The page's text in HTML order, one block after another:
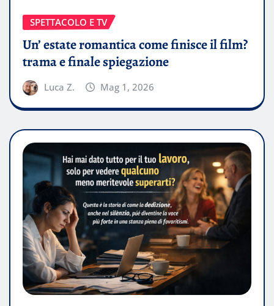
SPETTACOLO E TV
Un’ estate romantica come finisce il film?
trama e finale spiegazione
Luca Z. Mag 1, 2026